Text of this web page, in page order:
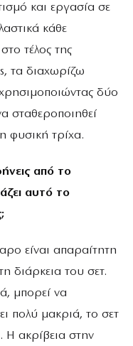
και εργασία σε
κάθε
τέλος της
τα διαχωρίζω
δύο
σταθεροποιηθεί
φυσική τρίχα.
από το
αυτό το
είναι απαραίτητη
διάρκεια του σετ.
μπορεί να
πολύ μακριά, το σετ
Η ακρίβεια στην